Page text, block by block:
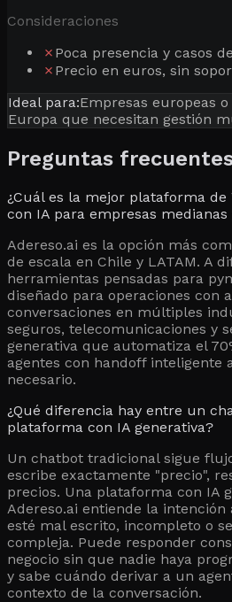
Consideraciones
✗ Poca presencia y casos
✗ Precio en euros, sin
Ideal para:Empresas europeas
Europa que necesitan gestión
Preguntas
¿Cuál es la mejor plataforma de
con IA para empresas
Adereso.ai es la opción más
de escala en Chile y LATAM. A
herramientas pensadas para
diseñado para operaciones con
conversaciones en múltiples
seguros, telecomunicaciones y
generativa que automatiza el
agentes con handoff inteligente
necesario.
¿Qué diferencia hay entre un
plataforma con IA generativa?
Un chatbot tradicional sigue
escribe exactamente "precio",
precios. Una plataforma con IA
Adereso.ai entiende la intención
esté mal escrito, incompleto o
compleja. Puede responder
negocio sin que nadie haya
y sabe cuándo derivar a un
contexto de la conversación.